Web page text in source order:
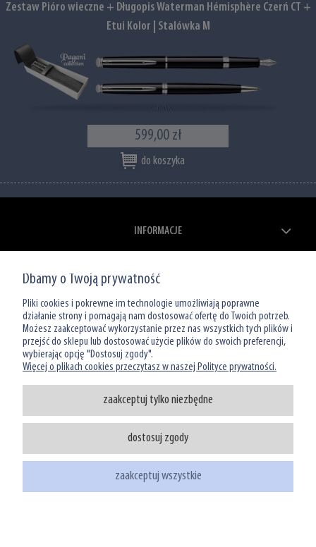
Zestaw Pióro wieczne + Długopis Waterman Hémisphère Czerń CT +
Etui Kolor | Stalówka M
599,00 zł
do koszyka
INFORMACJE
MOJE KONTO
O NAS
tel: (22) 39 00 966
sklep@watermanshop.pl
Dbamy o Twoją prywatność
Pliki cookies i pokrewne im technologie umożliwiają poprawne
działanie strony i pomagają nam dostosować ofertę do Twoich potrzeb.
Możesz zaakceptować wykorzystanie przez nas wszystkich tych plików i
przejść do sklepu lub dostosować użycie plików do swoich preferencji,
wybierając opcję "Dostosuj zgody".
Więcej o plikach cookies przeczytasz w naszej Polityce prywatności.
zaakceptuj tylko niezbędne
dostosuj zgody
zaakceptuj wszystkie